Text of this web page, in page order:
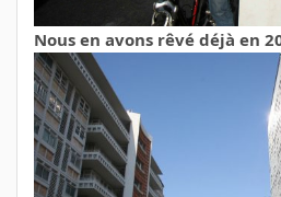
Nous en avons rêvé déjà en